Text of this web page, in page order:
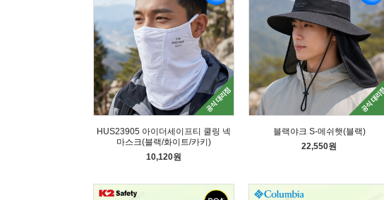
HUS23905 아이더세이프티 쿨링 넥
마스크(블랙/화이트/카키)
10,120원
블랙야크 S-메쉬햇(블랙)
22,550원